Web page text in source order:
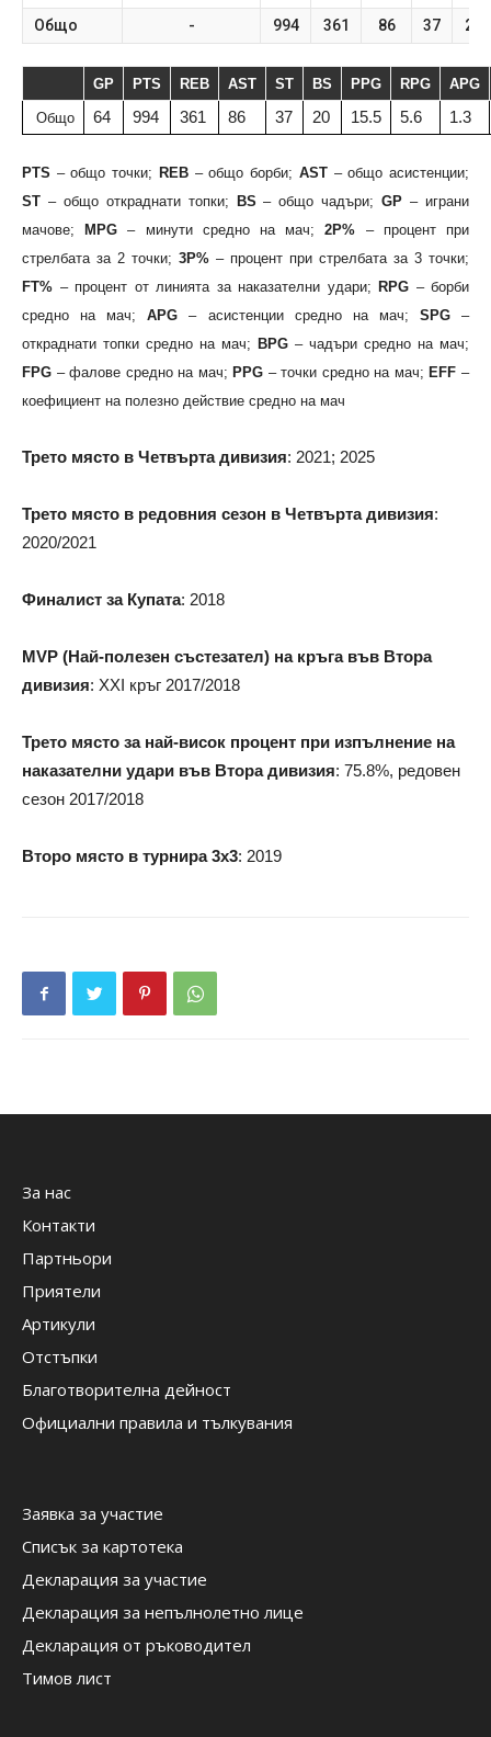
Общо - 994 361 86 37 20
GP PTS REB AST ST BS PPG RPG APG
Общо 64 994 361 86 37 20 15.5 5.6 1.3
PTS – общо точки; REB– общо борби; AST– общо асистенции;
ST – общо откраднати топки; BS – общо чадъри;GP – играни
мачове;
MPG – минути средно на мач;2P% – процент при
стрелбата за 2 точки; 3P% – процент при стрелбата за 3 точки;
FT% – процент от линията за наказателни удари; RPG – борби
средно на мач;APG – асистенции средно на мач; SPG–
откраднати топки средно на мач; BPG – чадъри средно на мач;
FPG – фалове средно на мач; PPG – точки средно на мач; EFF –
коефициент на полезно действие средно на мач
Трето място в Четвърта дивизия: 2021; 2025
Трето място в редовния сезон в Четвърта дивизия:
2020/2021
Финалист за Купата: 2018
MVP (Най-полезен състезател) на кръга във Втора
дивизия: XXI кръг 2017/2018
Трето място за най-висок процент при изпълнение на
наказателни удари във Втора дивизия: 75.8%, редовен
сезон 2017/2018
Второ място в турнира 3х3: 2019
За нас
Контакти
Партньори
Приятели
Артикули
Отстъпки
Благотворителна дейност
Официални правила и тълкувания
Заявка за участие
Списък за картотека
Декларация за участие
Декларация за непълнолетно лице
Декларация от ръководител
Тимов лист